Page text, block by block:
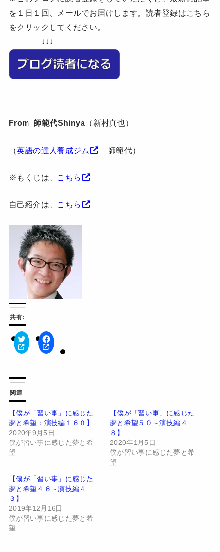
を１日１回、メールでお届けします。読者登録はこちら
をクリックしてください。
↓↓↓
From 師範代Shinya （新村真也）
（英語の達人養成ジム 師範代）
※もくじは、 こちら
自己紹介は、 こちら
共有:
ク
リ
て
T
w
i
t
t
e
r
で
共
有
(
ウ
ィ
ン
ド
ウ
で
開
き
F
a
有
す
る
に
は
ク
リ
て
く
だ
さ
(
新
し
関連
【僕が「習い事」に感じた
夢と希望：演技編１６０】
2020年9月5日
僕が習い事に感じた夢と希
望
【僕が「習い事」に感じた
夢と希望５０～演技編４
８】
2020年1月5日
僕が習い事に感じた夢と希
望
【僕が「習い事」に感じた
夢と希望４６～演技編４
３】
2019年12月16日
僕が習い事に感じた夢と希
望